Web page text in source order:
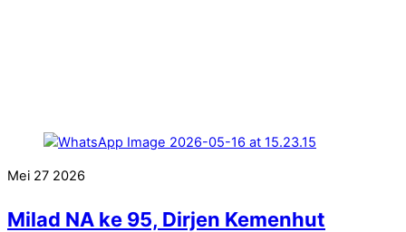
Mei 27 2026
Milad NA ke 95, Dirjen Kemenhut